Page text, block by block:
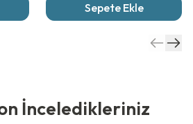
Sepete Ekle